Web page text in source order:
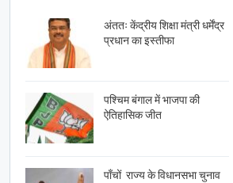
अंततः केंद्रीय शिक्षा मंत्री धर्मेंद्र
प्रधान का इस्तीफा
पश्चिम बंगाल में भाजपा की
ऐतिहासिक जीत
पाँचों राज्य के विधानसभा चुनाव